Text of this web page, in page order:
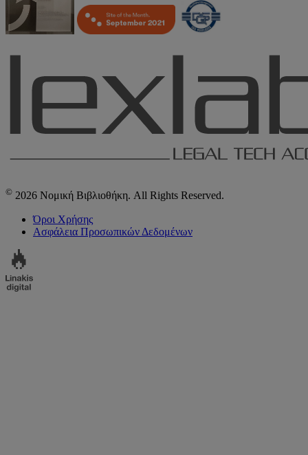
© 2026 Νομική Βιβλιοθήκη. All Rights Reserved.
Όροι Χρήσης
Ασφάλεια Προσωπικών Δεδομένων